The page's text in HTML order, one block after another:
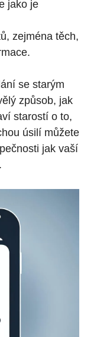
jako je
zejména těch,
se starým
způsob, jak
starostí o to,
úsilí můžete
jak vaší